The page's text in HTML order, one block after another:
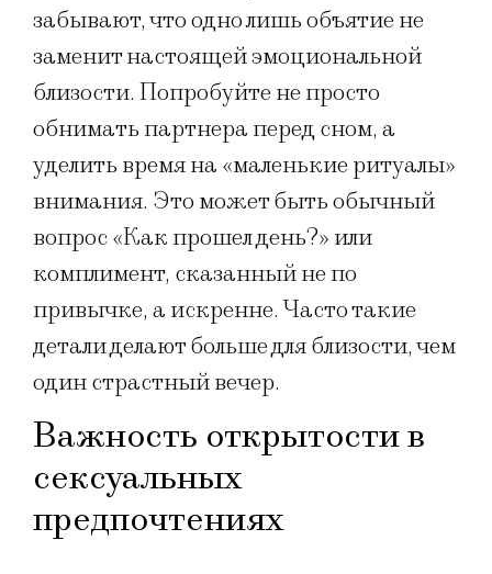
забывают, что одно лишь объятие не
заменит настоящей эмоциональной
близости. Попробуйте не просто
обнимать партнера перед сном, а
уделить время на «маленькие ритуалы»
внимания. Это может быть обычный
вопрос «Как прошел день?» или
комплимент, сказанный не по
привычке, а искренне. Часто такие
детали делают больше для близости, чем
один страстный вечер.
Важность открытости в
сексуальных
предпочтениях